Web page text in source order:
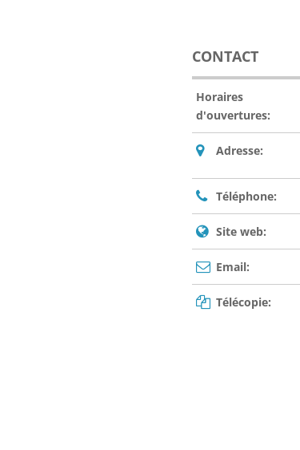
CONTACT
Horaires
d'ouvertures:
Adresse:
Téléphone:
Site web:
Email:
Télécopie: